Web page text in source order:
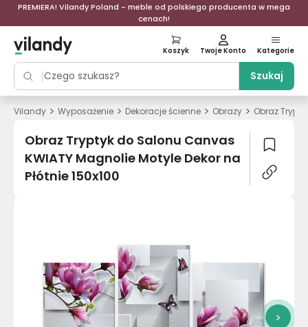
PREMIERA! Vilandy Poland - meble od polskiego producenta w mega
cenach!
Szukaj
Koszyk Twoje Konto Kategorie
Vilandy > Wyposażenie > Dekoracje ścienne > Obrazy > Obraz
Obraz Tryptyk do Salonu Canvas
KWIATY Magnolie Motyle Dekor na
Płótnie 150x100
>